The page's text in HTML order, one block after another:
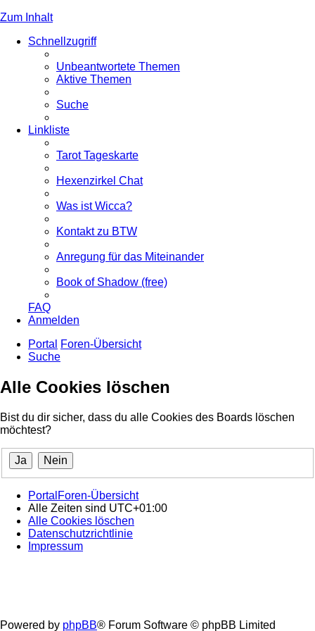
Zum Inhalt
Schnellzugriff
Unbeantwortete Themen
Aktive Themen
Suche
Linkliste
Tarot Tageskarte
Hexenzirkel Chat
Was ist Wicca?
Kontakt zu BTW
Anregung für das Miteinander
Book of Shadow (free)
FAQ
Anmelden
Portal
Foren-Übersicht
Suche
Alle Cookies löschen
Bist du dir sicher, dass du alle Cookies des Boards löschen
möchtest?
Portal Foren-Übersicht
Alle Zeiten sind UTC+01:00
Alle Cookies löschen
Datenschutzrichtlinie
Impressum
Powered by phpBB® Forum Software © phpBB Limited